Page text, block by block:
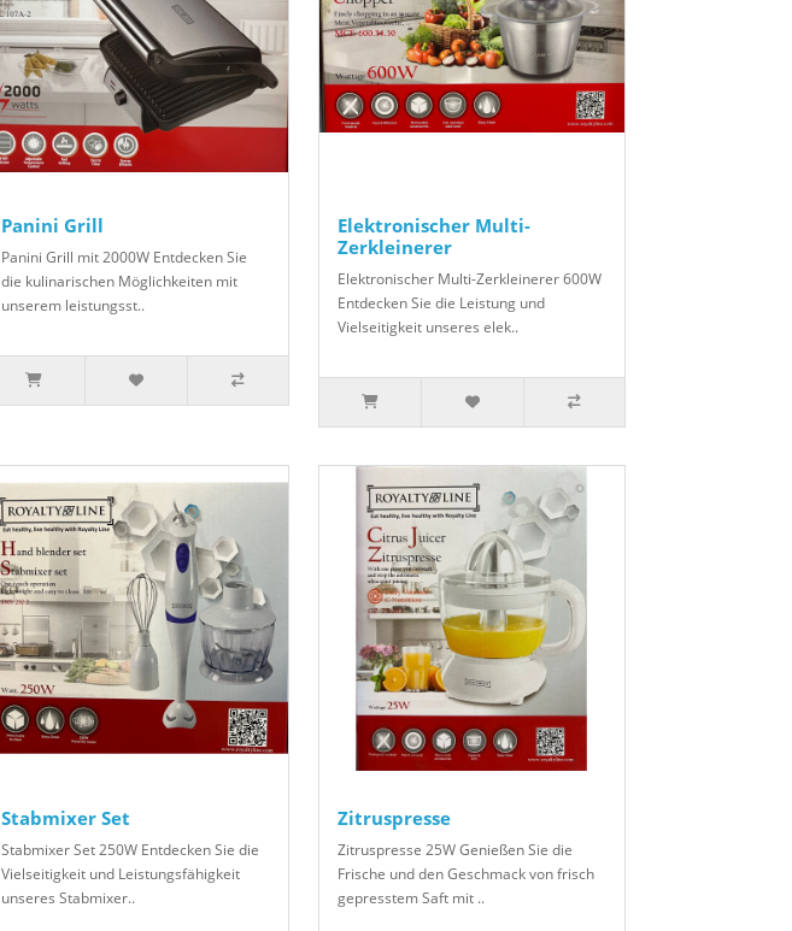
Panini Grill
Panini Grill mit 2000W Entdecken Sie
die kulinarischen Möglichkeiten mit
unserem leistungsst..
Elektronischer Multi-
Zerkleinerer
Elektronischer Multi-Zerkleinerer 600W
Entdecken Sie die Leistung und
Vielseitigkeit unseres elek..
Stabmixer Set
Stabmixer Set 250W Entdecken Sie die
Vielseitigkeit und Leistungsfähigkeit
unseres Stabmixer..
Zitruspresse
Zitruspresse 25W Genießen Sie die
Frische und den Geschmack von frisch
gepresstem Saft mit ..